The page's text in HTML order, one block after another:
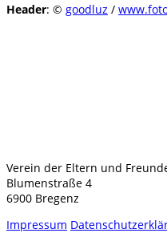
Header: © goodluz /
Verein der Eltern und
Blumenstraße 4
6900 Bregenz
Impressum